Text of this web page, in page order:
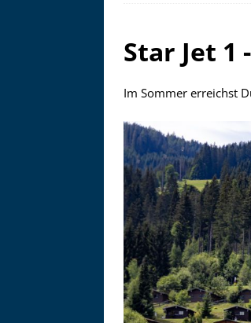
Star Jet 1
Im Sommer erreichst